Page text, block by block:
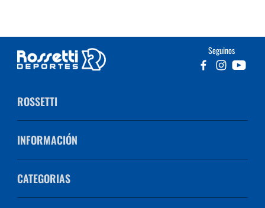
Seguinos
ROSSETTI
INFORMACIÓN
CATEGORIAS